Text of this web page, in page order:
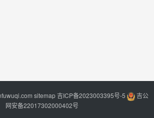
sitemap吉ICP备2023003395号-5
吉公
网安备22017302000402号